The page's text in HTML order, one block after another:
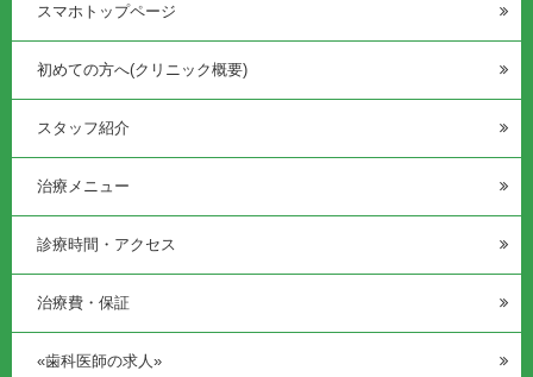
スマホトップページ
初めての方へ(クリニック概要)
スタッフ紹介
治療メニュー
診療時間・アクセス
治療費・保証
«歯科医師の求人»